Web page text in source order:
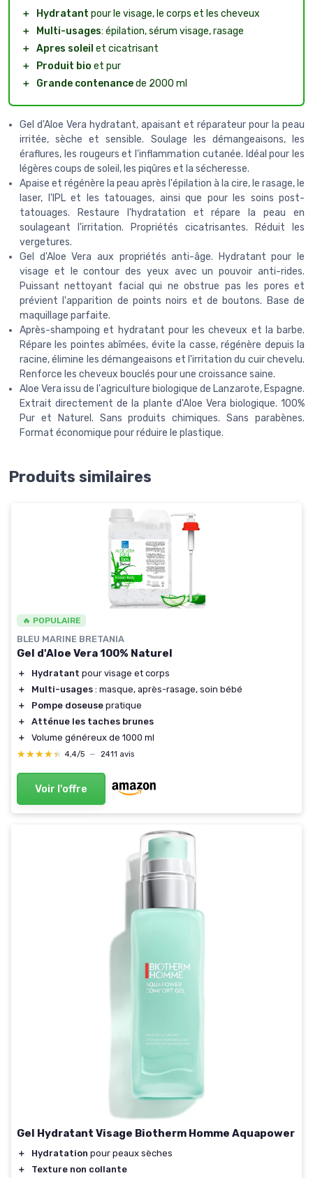
＋ Hydratant pour le visage, le corps et les cheveux
＋
Multi-usages: épilation, sérum visage, rasage
＋ Apres soleil et cicatrisant
＋
Produit bio et pur
＋
Grande contenancede 2000 ml
Gel d'Aloe Vera hydratant, apaisant et réparateur pour la peau
irritée, sèche et sensible. Soulage les démangeaisons, les
éraflures, les rougeurs et l'inflammation cutanée. Idéal pour les
légères coups de soleil, les piqûres et la sécheresse.
Apaise et régénère la peau après l'épilation à la cire, le rasage, le
laser, l'IPL et les tatouages, ainsi que pour les soins post-
tatouages. Restaure l'hydratation et répare la peau en
soulageant l'irritation. Propriétés cicatrisantes. Réduit les
vergetures.
Gel d'Aloe Vera aux propriétés anti-âge. Hydratant pour le
visage et le contour des yeux avec un pouvoir anti-rides.
Puissant nettoyant facial qui ne obstrue pas les pores et
prévient l'apparition de points noirs et de boutons. Base de
maquillage parfaite.
Après-shampoing et hydratant pour les cheveux et la barbe.
Répare les pointes abîmées, évite la casse, régénère depuis la
racine, élimine les démangeaisons et l'irritation du cuir chevelu.
Renforce les cheveux bouclés pour une croissance saine.
Aloe Vera issu de l'agriculture biologique de Lanzarote, Espagne.
Extrait directement de la plante d'Aloe Vera biologique. 100%
Pur et Naturel. Sans produits chimiques. Sans parabènes.
Format économique pour réduire le plastique.
Produits similaires
🔥 POPULAIRE
BLEU MARINE BRETANIA
Gel d'Aloe Vera 100% Naturel
＋ Hydratant pour visage et corps
＋
Multi-usages : masque, après-rasage, soin bébé
＋
Pompe doseuse pratique
＋
Atténue les taches brunes
＋
Volume généreux de 1000 ml
★★★★★
★★★★★ 4,4/5 — 2411 avis
Voir l'offre
Gel Hydratant Visage Biotherm Homme Aquapower
＋ Hydratation pour peaux sèches
＋
Texture non collante